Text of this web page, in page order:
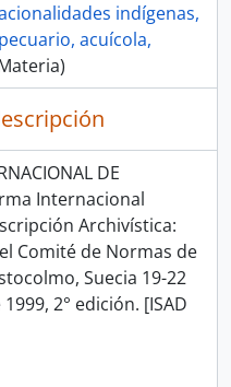
indígenas,
acuícola,
DE
Internacional
Archivística:
Comité de Normas de
Suecia 19-22
2° edición. [ISAD